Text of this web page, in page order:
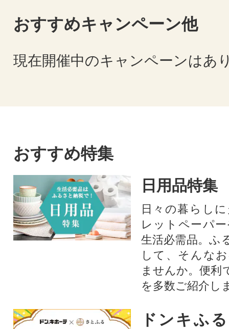
おすすめキャンペーン他
現在開催中のキャンペーンはあ
おすすめ特集
日用品特集
日々の暮らし
レットペーパ
生活必需品。ふ
して、そんな
ませんか。便利
を多数ご紹介し
ドンキふ